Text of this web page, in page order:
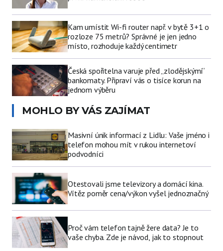
Kam umístit Wi-fi router např. v bytě 3+1 o
rozloze 75 metrů? Správné je jen jedno
místo, rozhoduje každý centimetr
Česká spořitelna varuje před „zlodějskými“
bankomaty. Připraví vás o tisíce korun na
jednom výběru
MOHLO BY VÁS ZAJÍMAT
Masivní únik informací z Lidlu: Vaše jméno i
telefon mohou mít v rukou internetoví
podvodníci
Otestovali jsme televizory a domácí kina.
Vítěz poměr cena/výkon vyšel jednoznačný
Proč vám telefon tajně žere data? Je to
vaše chyba. Zde je návod, jak to stopnout